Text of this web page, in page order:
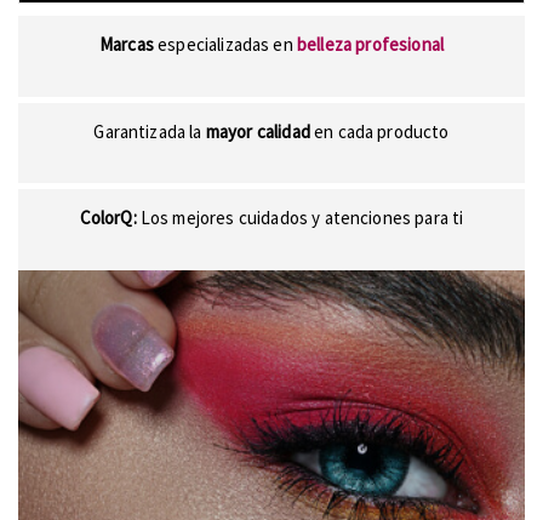
Marcasespecializadas en belleza profesional
Garantizada la mayor calidaden cada producto
ColorQ:Los mejores cuidados y atenciones para ti